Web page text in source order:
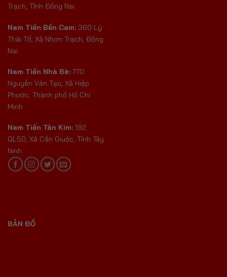
Trạch, Tỉnh Đồng Nai
Nam Tiến Bến Cam: 360 Lý
Thái Tổ, Xã Nhơn Trạch, Đồng
Nai
Nam Tiến Nhà Bè: 770
Nguyễn Văn Tạo, Xã Hiệp
Phước, Thành phố Hồ Chí
Minh
Nam Tiến Tân Kim: 192
QL50, Xã Cần Giuộc, Tỉnh Tây
Ninh
BẢN ĐỒ